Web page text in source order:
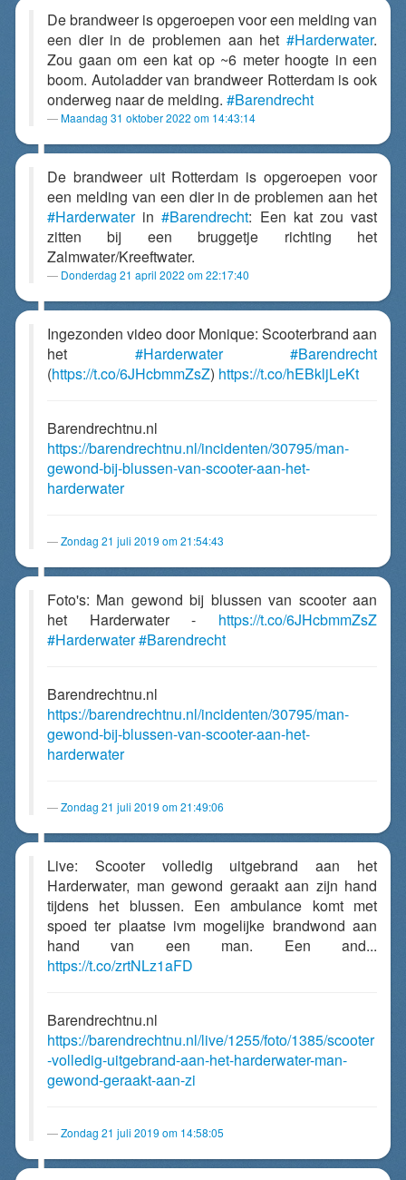
De brandweer is opgeroepen voor een melding van
een dier in de problemen aan het #Harderwater.
Zou gaan om een kat op ~6 meter hoogte in een
boom. Autoladder van brandweer Rotterdam is ook
onderweg naar de melding. #Barendrecht
Maandag 31 oktober 2022 om 14:43:14
De brandweer uit Rotterdam is opgeroepen voor
een melding van een dier in de problemen aan het
#Harderwaterin#Barendrecht: Een kat zou vast
zitten bij een bruggetje richting het
Zalmwater/Kreeftwater.
Donderdag 21 april 2022 om 22:17:40
Ingezonden video door Monique: Scooterbrand aan
het #Harderwater
#Barendrecht
(https://t.co/6JHcbmmZsZ) https://t.co/hEBkljLeKt
Barendrechtnu.nl
https://barendrechtnu.nl/incidenten/30795/man-
gewond-bij-blussen-van-scooter-aan-het-
harderwater
Zondag 21 juli 2019 om 21:54:43
Foto's: Man gewond bij blussen van scooter aan
het Harderwater - https://t.co/6JHcbmmZsZ
#Harderwater#Barendrecht
Barendrechtnu.nl
https://barendrechtnu.nl/incidenten/30795/man-
gewond-bij-blussen-van-scooter-aan-het-
harderwater
Zondag 21 juli 2019 om 21:49:06
Live: Scooter volledig uitgebrand aan het
Harderwater, man gewond geraakt aan zijn hand
tijdens het blussen. Een ambulance komt met
spoed ter plaatse ivm mogelijke brandwond aan
hand van een man. Een and...
https://t.co/zrtNLz1aFD
Barendrechtnu.nl
https://barendrechtnu.nl/live/1255/foto/1385/scooter
-volledig-uitgebrand-aan-het-harderwater-man-
gewond-geraakt-aan-zi
Zondag 21 juli 2019 om 14:58:05